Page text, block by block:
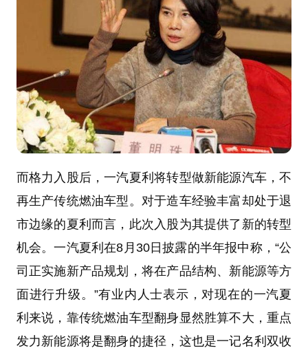
而格力入股后，一汽夏利将转型做新能源汽车，不
再生产传统燃油车型。对于造车经验丰富却处于退
市边缘的夏利而言，此次入股为其提供了新的转型
机会。一汽夏利在8月30日披露的半年报中称，“公
司正实施新产品规划，将在产品结构、新能源等方
面进行升级。”有业内人士表示，对现在的一汽夏
利来说，靠传统燃油车型翻身显然胜算不大，重点
发力新能源将是翻身的捷径，这也是一记名利双收